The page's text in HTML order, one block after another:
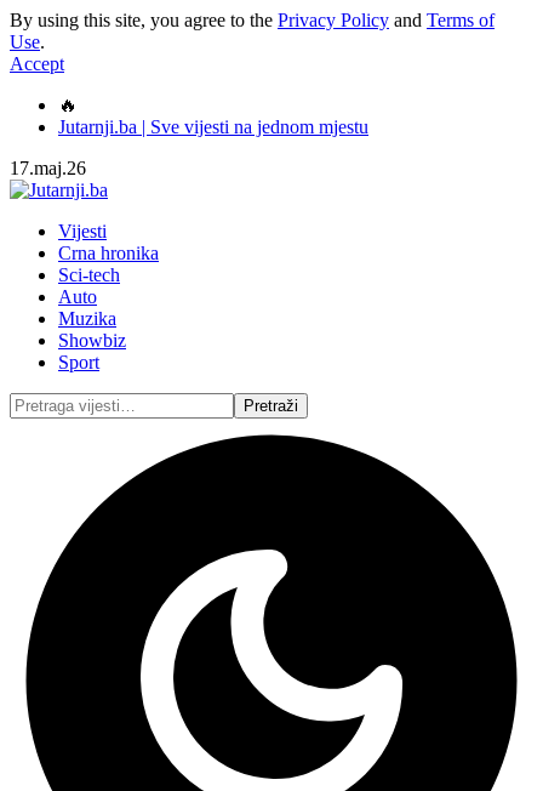
By using this site, you agree to the Privacy Policy and Terms of
Use.
Accept
🔥
Jutarnji.ba | Sve vijesti na jednom mjestu
17.maj.26
Vijesti
Crna hronika
Sci-tech
Auto
Muzika
Showbiz
Sport